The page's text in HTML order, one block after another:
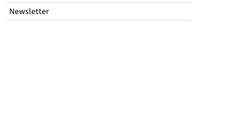
Newsletter